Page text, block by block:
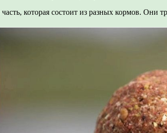
которая состоит из разных кормов. Они